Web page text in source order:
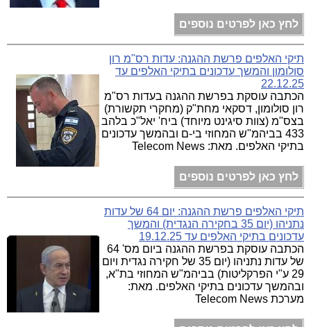
לחץ כאן לפרטים נוספים
תיקי האלפים פרשת ההגנה: עדות רס"מ רון
סולומון והמשך עדכונים בתיקי האלפים עד
22.12.25
הכתבה עוסקת בפרשת ההגנה בעדות רס"מ
רון סולומון, דסקאי מחת"ק (מחקרי תקשורת)
בצס"מ (צוות סיגינט מיוחד) ביח' יאל"כ בלהב
433 בביהמ"ש המחוזי בי-ם ובהמשך עדכונים
בתיקי האלפים. מאת: Telecom News
לחץ כאן לפרטים נוספים
תיקי האלפים פרשת ההגנה: יום 64 של עדות
נתניהו (יום 35 בחקירה הנגדית) והמשך
עדכונים בתיקי האלפים עד 19.12.25
הכתבה עוסקת בפרשת ההגנה ביום מס' 64
של עדות נתניהו (יום 35 של חקירה נגדית ויום
29 ע"י הפרקליטות) בביהמ"ש המחוזי בת"א,
ובהמשך עדכונים בתיקי האלפים. מאת:
מערכת Telecom News